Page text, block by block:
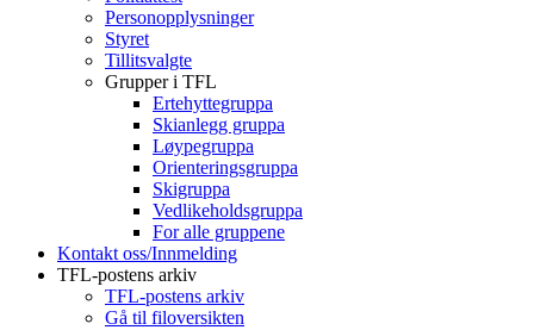
Personopplysninger
Styret
Tillitsvalgte
Grupper i TFL
Ertehyttegruppa
Skianlegg gruppa
Løypegruppa
Orienteringsgruppa
Skigruppa
Vedlikeholdsgruppa
For alle gruppene
Kontakt oss/Innmelding
TFL-postens arkiv
TFL-postens arkiv
Gå til filoversikten